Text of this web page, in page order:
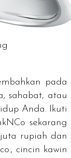
pada
sahabat, atau
Anda. Ikuti
sekarang
rupiah dan
cincin kawin